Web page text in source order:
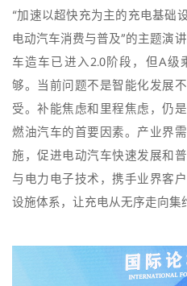
“加速以超快充为主的充电基础
电动汽车消费与普及”的主题演
车造车已进入2.0阶段，但A
够。当前问题不是智能化发展
受。补能焦虑和里程焦虑，仍
燃油汽车的首要因素。产业界
施，促进电动汽车快速发展和
与电力电子技术，携手业界客
设施体系，让充电从无序走向集